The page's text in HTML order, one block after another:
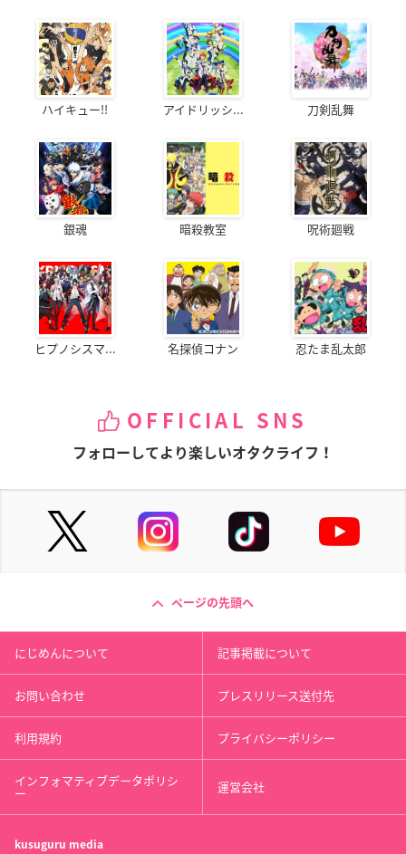
ハイキュー!! アイドリッシ... 刀剣乱舞
銀魂 暗殺教室 呪術廻戦
ヒプノシスマ... 名探偵コナン 忍たま乱太郎
OFFICIAL SNS
フォローしてより楽しいオタクライフ！
ページの先頭へ
にじめんについて 記事掲載について
お問い合わせ プレスリリース送付先
利用規約 プライバシーポリシー
インフォマティブデータポリシ
ー 運営会社
kusuguru media